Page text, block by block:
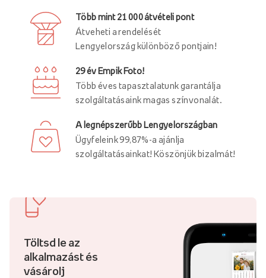
Több mint 21 000 átvételi pont
Átveheti a rendelését
Lengyelország különböző pontjain!
29 év Empik Foto!
Több éves tapasztalatunk garantálja
szolgáltatásaink magas színvonalát.
A legnépszerűbb Lengyelországban
Ügyfeleink 99,87%-a ajánlja
szolgáltatásainkat! Köszönjük bizalmát!
Töltsd le az
alkalmazást és
vásárolj